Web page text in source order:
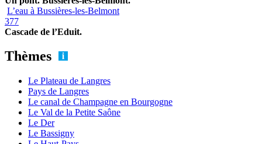
L’eau à Bussières-les-Belmont
377
Cascade de l’Eduit.
Thèmes
Le Plateau de Langres
Pays de Langres
Le canal de Champagne en Bourgogne
Le Val de la Petite Saône
Le Der
Le Bassigny